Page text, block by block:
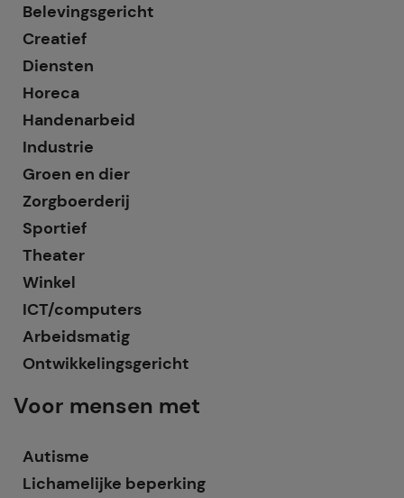
Belevingsgericht
Creatief
Diensten
Horeca
Handenarbeid
Industrie
Groen en dier
Zorgboerderij
Sportief
Theater
Winkel
ICT/computers
Arbeidsmatig
Ontwikkelingsgericht
Voor mensen met
Autisme
Lichamelijke beperking